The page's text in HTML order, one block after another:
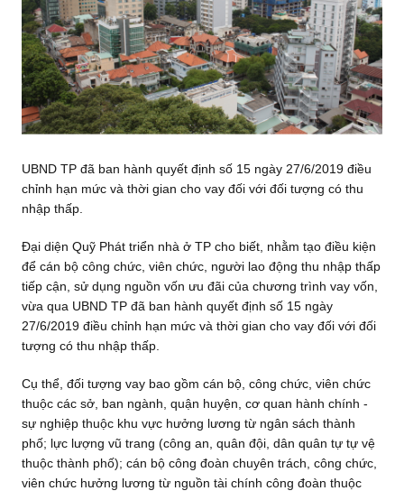
UBND TP đã ban hành quyết định số 15 ngày 27/6/2019 điều
chỉnh hạn mức và thời gian cho vay đối với đối tượng có thu
nhập thấp.
Đại diện Quỹ Phát triển nhà ở TP cho biết, nhằm tạo điều kiện
để cán bộ công chức, viên chức, người lao động thu nhập thấp
tiếp cận, sử dụng nguồn vốn ưu đãi của chương trình vay vốn,
vừa qua UBND TP đã ban hành quyết định số 15 ngày
27/6/2019 điều chỉnh hạn mức và thời gian cho vay đối với đối
tượng có thu nhập thấp.
Cụ thể, đối tượng vay bao gồm cán bộ, công chức, viên chức
thuộc các sở, ban ngành, quận huyện, cơ quan hành chính -
sự nghiệp thuộc khu vực hưởng lương từ ngân sách thành
phố; lực lượng vũ trang (công an, quân đội, dân quân tự tự vệ
thuộc thành phố); cán bộ công đoàn chuyên trách, công chức,
viên chức hưởng lương từ nguồn tài chính công đoàn thuộc